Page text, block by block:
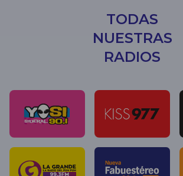
TODAS
NUESTRAS
RADIOS